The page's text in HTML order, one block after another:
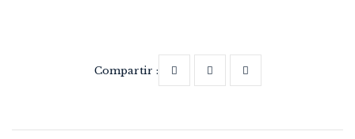
Compartir :